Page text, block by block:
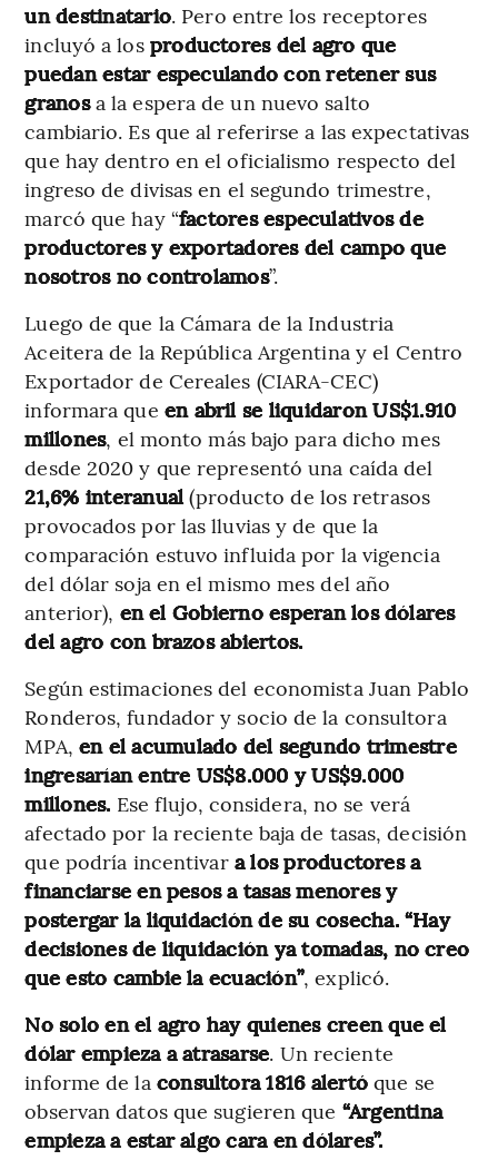
un destinatario. Pero entre los receptores
incluyó a los productores del agro que
puedan estar especulando con retener sus
granosa la espera de un nuevo salto
cambiario. Es que al referirse a las expectativas
que hay dentro en el oficialismo respecto del
ingreso de divisas en el segundo trimestre,
marcó que hay “factores especulativos de
productores y exportadores del campo que
nosotros no controlamos”.
Luego de que la Cámara de la Industria
Aceitera de la República Argentina y el Centro
Exportador de Cereales (CIARA-CEC)
informara que en abril se liquidaron US$1.910
millones, el monto más bajo para dicho mes
desde 2020 y que representó una caída del
21,6% interanual(producto de los retrasos
provocados por las lluvias y de que la
comparación estuvo influida por la vigencia
del dólar soja en el mismo mes del año
anterior), en el Gobierno esperan los dólares
del agro con brazos abiertos.
Según estimaciones del economista Juan Pablo
Ronderos, fundador y socio de la consultora
MPA, en el acumulado del segundo trimestre
ingresarían entre US$8.000 y US$9.000
millones. Ese flujo, considera, no se verá
afectado por la reciente baja de tasas, decisión
que podría incentivara los productores a
financiarse en pesos a tasas menores y
postergar la liquidación de su cosecha. “Hay
decisiones de liquidación ya tomadas, no creo
que esto cambie la ecuación”, explicó.
No solo en el agro hay quienes creen que el
dólar empieza a atrasarse. Un reciente
informe de la consultora 1816 alertó que se
observan datos que sugieren que “Argentina
empieza a estar algo cara en dólares”.